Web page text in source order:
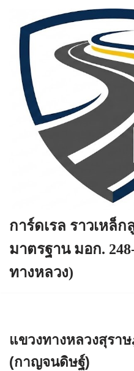
Skip
content
การ์ดเรล ราวเหล็
มาตรฐาน มอก.
ทางหลวง)
แขวงทางหลวงสุรา
(กาญจนดิษฐ์)